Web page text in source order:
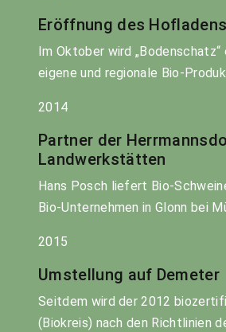
Eröffnung des Hofladens
Im Oktober wird
eigene und regionale Bio-
2014
Partner der
Landwerkstätten
Hans Posch liefert Bio-
Bio-Unternehmen in Glonn bei
2015
Umstellung auf Demeter
Seitdem wird der 2012
(Biokreis) nach den Richtlinien